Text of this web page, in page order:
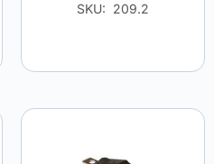
SKU: 209.2